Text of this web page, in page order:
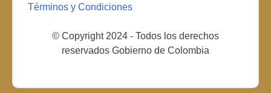
Términos y Condiciones
© Copyright 2024 - Todos los derechos
reservados Gobierno de Colombia